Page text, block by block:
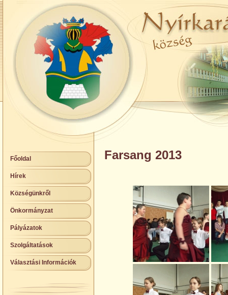
Főoldal
Hírek
Községünkről
Önkormányzat
Pályázatok
Szolgáltatások
Választási Információk
Farsang 2013